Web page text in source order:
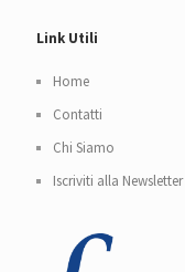
Link Utili
Home
Contatti
Chi Siamo
Iscriviti alla Newsletter